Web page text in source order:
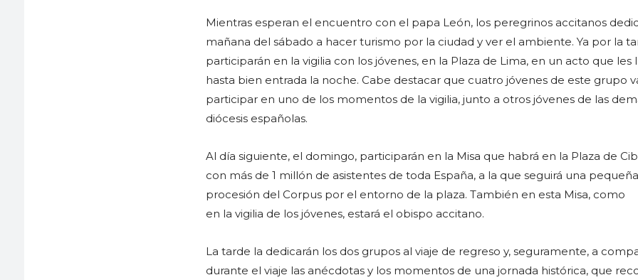
Mientras esperan el encuentro con el papa León, los peregrinos accitanos
mañana del sábado a hacer turismo por la ciudad y ver el ambiente. Ya por la
participarán en la vigilia con los jóvenes, en la Plaza de Lima, en un acto que les
hasta bien entrada la noche. Cabe destacar que cuatro jóvenes de este grupo
participar en uno de los momentos de la vigilia, junto a otros jóvenes de las
diócesis españolas.
Al día siguiente, el domingo, participarán en la Misa que habrá en la Plaza de
con más de 1 millón de asistentes de toda España, a la que seguirá una pequeña
procesión del Corpus por el entorno de la plaza. También en esta Misa, como
en la vigilia de los jóvenes, estará el obispo accitano.
La tarde la dedicarán los dos grupos al viaje de regreso y, seguramente, a
durante el viaje las anécdotas y los momentos de una jornada histórica, que